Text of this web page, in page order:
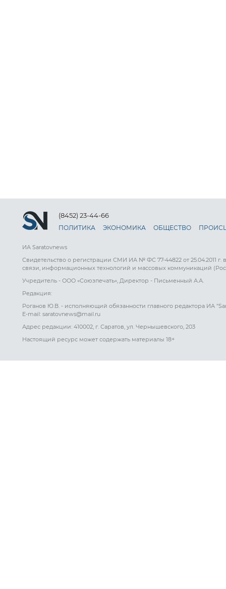
(8452) 23-44-66
ПОЛИТИКА ЭКОНОМИКА ОБЩЕСТВО
ИА Saratovnews
Свидетельство о регистрации СМИ ИА № ФС 77-44822 от 25.04.2011
связи, информационных технологий и массовых коммуникаций
Учредитель - ООО «Союзпечать», Директор - Письменный А.А.
Редакция:
Роганов Ю.В. - исполняющий обязанности главного редактора ИА
E-mail: saratovnews@mail.ru
Адрес редакции: 410002, г. Саратов, ул. Чернышевского, 203
Настоящий ресурс может содержать материалы 18+